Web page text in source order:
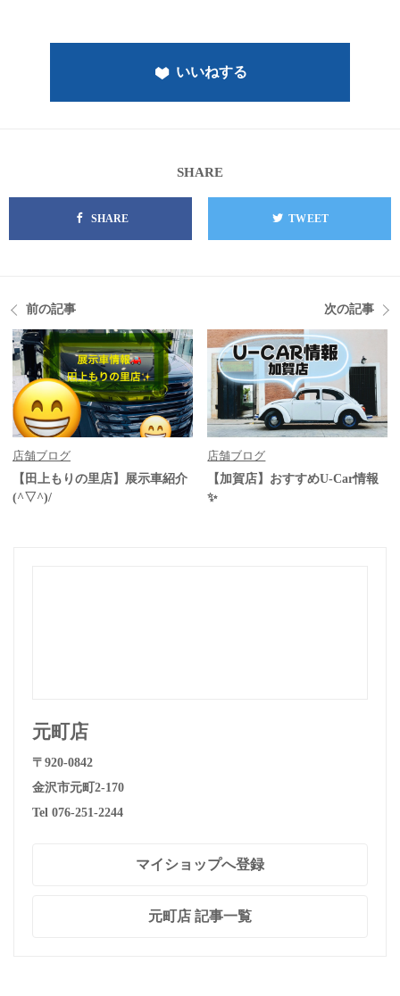
いいねする
SHARE
SHARE TWEET
前の記事
店舗ブログ
【田上もりの里店】展示車紹介
(^▽^)/
次の記事
店舗ブログ
【加賀店】おすすめU-Car情報
✨
元町店
〒920-0842
金沢市元町2-170
Tel 076-251-2244
マイショップへ登録
元町店 記事一覧